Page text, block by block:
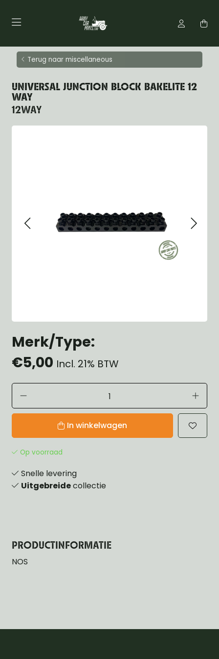
Terug naar miscellaneous
UNIVERSAL JUNCTION BLOCK BAKELITE 12
WAY
12WAY
Merk/Type:
€5,00 Incl. 21% BTW
In winkelwagen
Op voorraad
Snelle levering
Uitgebreidecollectie
PRODUCTINFORMATIE
NOS